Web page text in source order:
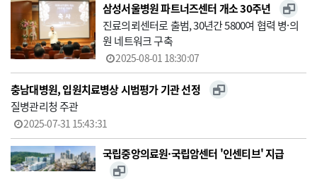
삼성서울병원 파트너즈센터 개소 30주년
진료의뢰센터로 출범, 30년간 5800여 협력 병·의
원 네트워크 구축
2025-08-01 18:30:07
충남대병원, 입원치료병상 시범평가 기관 선정
질병관리청 주관
2025-07-31 15:43:31
국립중앙의료원·국립암센터 '인센티브' 지급